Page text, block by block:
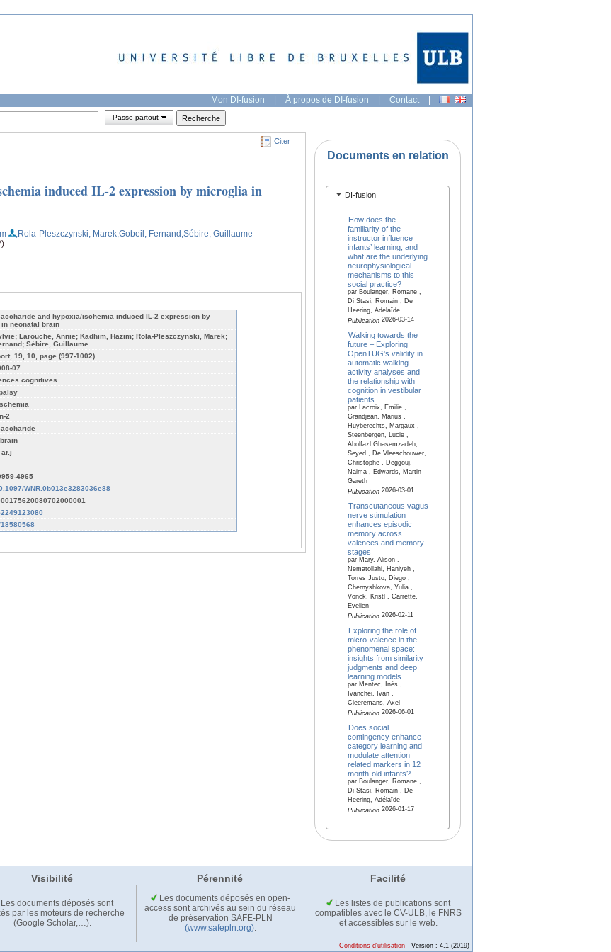
Mon DI-fusion | À propos de DI-fusion | Contact |
Passe-partout
Citer
induced IL-2 expression by microglia in
;Rola-Pleszczynski, Marek;Gobeil, Fernand;Sébire, Guillaume
and hypoxia/ischemia induced IL-2 expression by
neonatal brain
Larouche, Annie; Kadhim, Hazim; Rola-Pleszczynski, Marek;
Sébire, Guillaume
19, 10, page (997-1002)
07
cognitives
2
ar.j
4965
WNR.0b013e3283036e88
Documents en relation
DI-fusion
How does the
familiarity of the
instructor influence
infants’ learning, and
what are the underlying
neurophysiological
mechanisms to this
social practice?
par Boulanger, Romane ,
Di Stasi, Romain , De
Heering, Adélaïde
Publication2026-03-14
Walking towards the
future – Exploring
OpenTUG's validity in
automatic walking
activity analyses and
the relationship with
cognition in vestibular
patients.
par Lacroix, Emilie ,
Grandjean, Marius ,
Huyberechts, Margaux ,
Steenbergen, Lucie ,
Abolfazl Ghasemzadeh,
Seyed , De Vleeschouwer,
Christophe , Deggouj,
Naima , Edwards, Martin
Gareth
Publication2026-03-01
Transcutaneous vagus
nerve stimulation
enhances episodic
memory across
valences and memory
stages
par Mary, Alison ,
Nematollahi, Haniyeh ,
Torres Justo, Diego ,
Chernyshkova, Yulia ,
Vonck, Kristl , Carrette,
Evelien
Publication2026-02-11
Exploring the role of
micro-valence in the
phenomenal space:
insights from similarity
judgments and deep
learning models
par Mentec, Inès ,
Ivanchei, Ivan ,
Cleeremans, Axel
Publication2026-06-01
Does social
contingency enhance
category learning and
modulate attention
related markers in 12
month-old infants?
par Boulanger, Romane ,
Di Stasi, Romain , De
Heering, Adélaïde
Publication2026-01-17
Visibilité Pérennité Facilité
documents déposés sont
par les moteurs de recherche
(Google Scholar,…).
Les documents déposés en open-
access sont archivés au sein du réseau
de préservation SAFE-PLN
(www.safepln.org).
Les listes de publications sont
compatibles avec le CV-ULB, le FNRS
et accessibles sur le web.
Conditions d'utilisation - Version : 4.1 (2019)